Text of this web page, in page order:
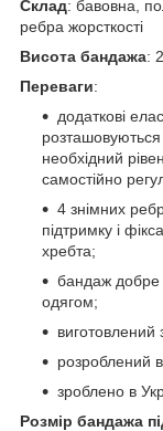
Склад: бавовна,
ребра жорсткості
Висота бандажа:
Переваги:
додаткові
розташовуються
необхідний
самостійно
4 знімних
підтримку і
хребта;
бандаж добре
одягом;
виготовлений
розроблений
зроблено в
Розмір бандажа